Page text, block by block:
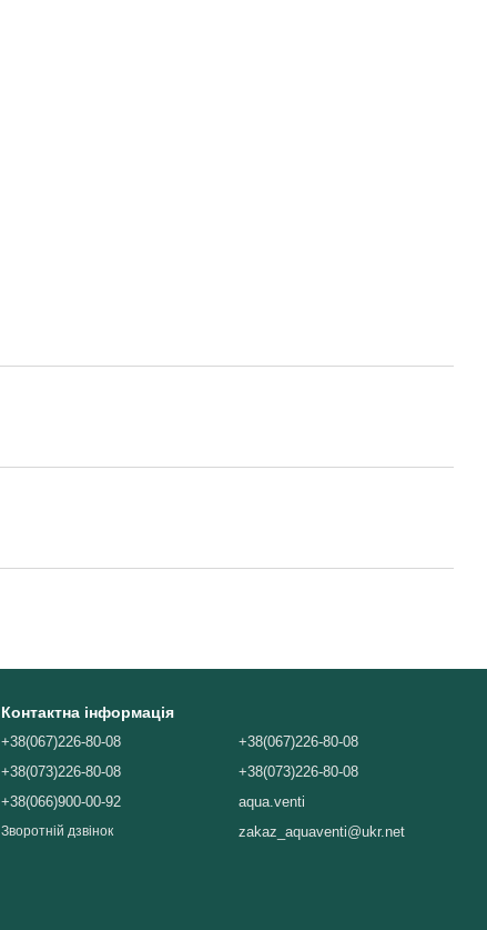
Контактна інформація
+38(067)226-80-08
+38(073)226-80-08
+38(066)900-00-92
Зворотній дзвінок
+38(067)226-80-08
+38(073)226-80-08
aqua.venti
zakaz_aquaventi@ukr.net